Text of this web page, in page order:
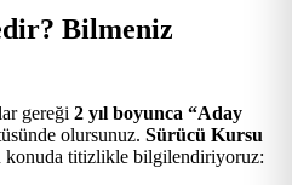
Bilmeniz
gereği 2 yıl boyunca “Aday
olursunuz. Sürücü Kursu
konuda titizlikle bilgilendiriyoruz: